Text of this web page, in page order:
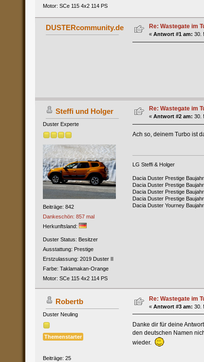
Motor: SCe 115 4x2 114 PS
DUSTERcommunity.de Re: Wastegate im
« Antwort #1 am: 30.
Steffi und Holger
Duster Experte
Beiträge: 842
Dankeschön: 857 mal
Herkunftsland:
Duster Status: Besitzer
Ausstattung: Prestige
Erstzulassung: 2019 Duster II
Farbe: Taklamakan-Orange
Motor: SCe 115 4x2 114 PS
Re: Wastegate im
« Antwort #2 am: 30.
Ach so, deinem Turbo ist
LG Steffi & Holger
Dacia Duster Prestige
Dacia Duster Prestige
Dacia Duster Prestige
Dacia Duster Prestige
Dacia Duster Yourney
Robertb
Duster Neuling
Themenstarter
Beiträge: 25
Re: Wastegate im
« Antwort #3 am: 30.
Danke dir für deine
den deutschen Namen
wieder.